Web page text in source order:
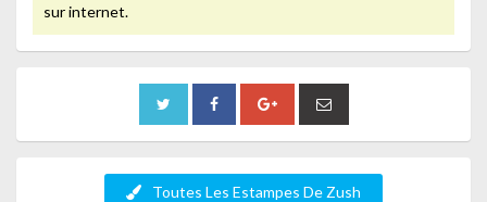
sur internet.
Toutes Les Estampes De Zush